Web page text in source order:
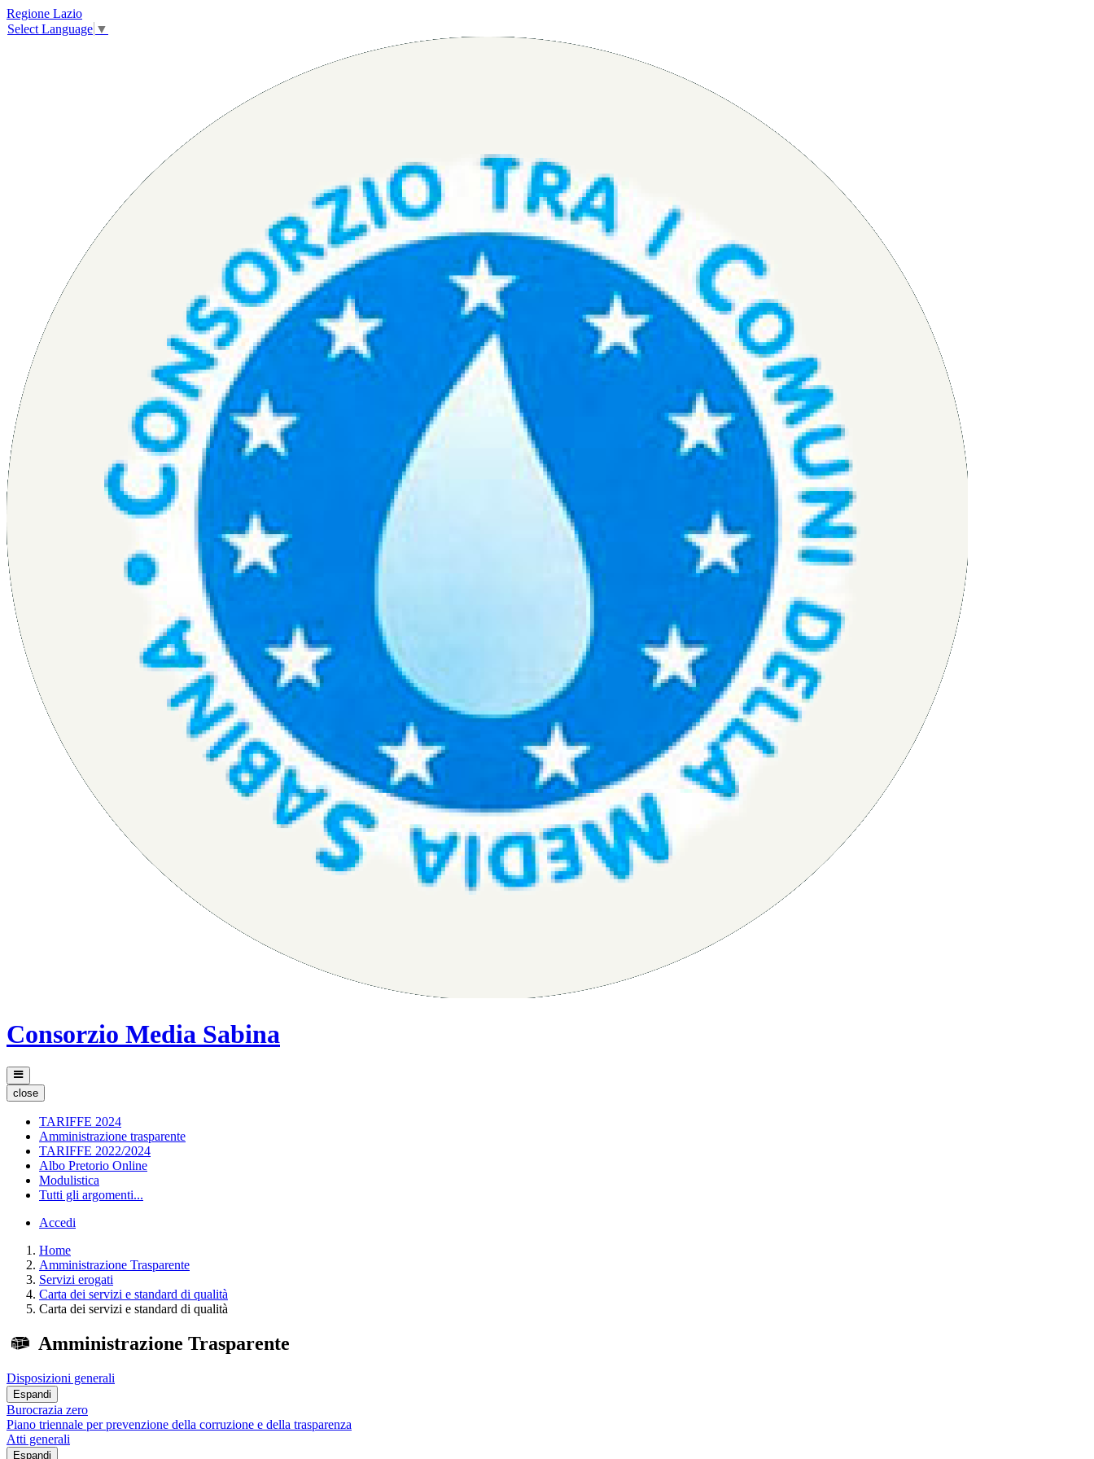
Regione Lazio
Select Language ▼
Consorzio Media Sabina
close
TARIFFE 2024
Amministrazione trasparente
TARIFFE 2022/2024
Albo Pretorio Online
Modulistica
Tutti gli argomenti...
Accedi
Home
Amministrazione Trasparente
Servizi erogati
Carta dei servizi e standard di qualità
Carta dei servizi e standard di qualità
Amministrazione Trasparente
Disposizioni generali
Espandi
Burocrazia zero
Piano triennale per prevenzione della corruzione e della trasparenza
Atti generali
Espandi